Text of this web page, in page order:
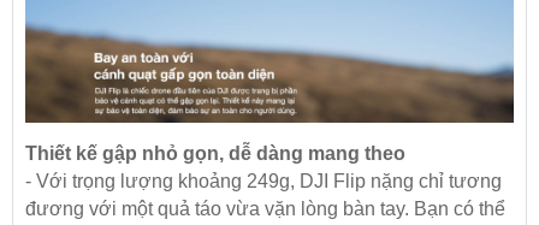
Thiết kế gập nhỏ gọn, dễ dàng mang theo
- Với trọng lượng khoảng 249g, DJI Flip nặng chỉ tương
đương với một quả táo vừa vặn lòng bàn tay. Bạn có thể